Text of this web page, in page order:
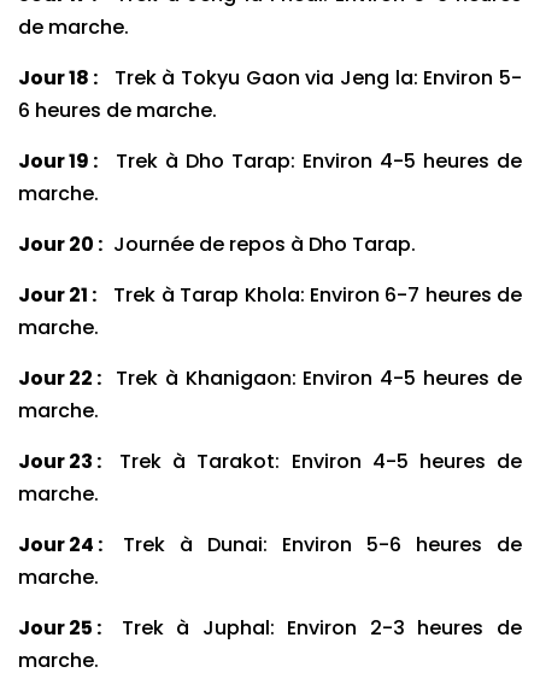
de marche.
Jour 18 :
Trek à Tokyu Gaon via Jeng la: Environ 5-
6 heures de marche.
Jour 19 :
Trek à Dho Tarap: Environ 4-5 heures de
marche.
Jour 20 : Journée de repos à Dho Tarap.
Jour 21 :
Trek à Tarap Khola: Environ 6-7 heures de
marche.
Jour 22 : Trek à Khanigaon: Environ 4-5 heures de
marche.
Jour 23 :
Trek à Tarakot: Environ 4-5 heures de
marche.
Jour 24 :
Trek à Dunai: Environ 5-6 heures de
marche.
Jour 25 :
Trek à Juphal: Environ 2-3 heures de
marche.